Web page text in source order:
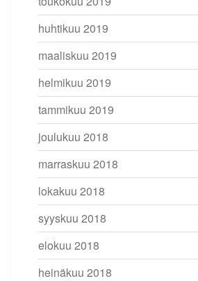
huhtikuu 2019
maaliskuu 2019
helmikuu 2019
tammikuu 2019
joulukuu 2018
marraskuu 2018
lokakuu 2018
syyskuu 2018
elokuu 2018
heinäkuu 2018